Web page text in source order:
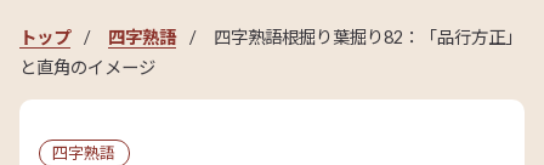
トップ 四字熟語
四字熟語根掘り葉掘り82：「品行方正」
と直角のイメージ
四字熟語